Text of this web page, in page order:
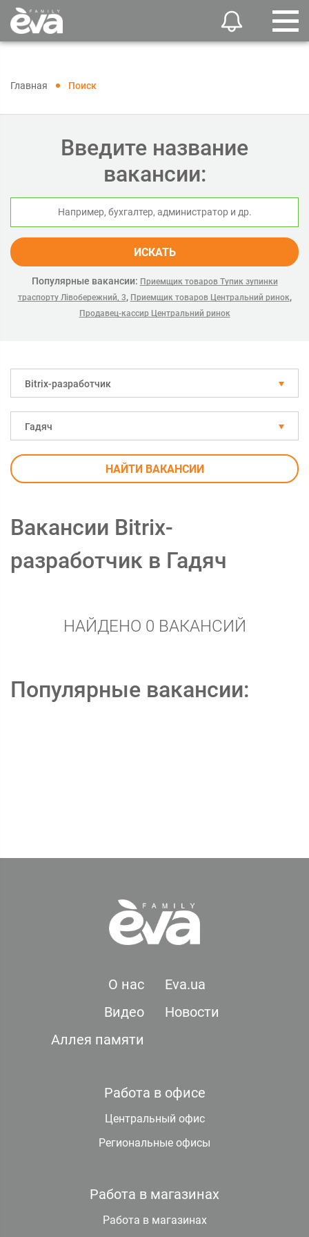
Главная Поиск
Введите название
вакансии:
ИСКАТЬ
Популярные вакансии: Приемщик товаров Тупик зупинки
траспорту Лівобережний, 3, Приемщик товаров Центральний ринок,
Продавец-кассир Центральний ринок
Bitrix-разработчик
Гадяч
НАЙТИ ВАКАНСИИ
Вакансии Bitrix-
разработчик в Гадяч
НАЙДЕНО 0 ВАКАНСИЙ
Популярные вакансии:
О нас
Eva.ua
Видео
Новости
Аллея памяти
Работа в офисе
Центральный офис
Региональные офисы
Работа в магазинах
Работа в магазинах